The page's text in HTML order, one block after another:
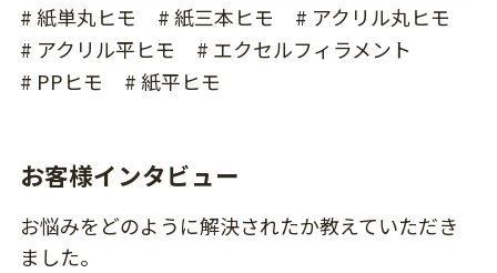
# 紙単丸ヒモ
# 紙三本ヒモ
# アクリル丸ヒモ
# アクリル平ヒモ
# エクセルフィラメント
# PPヒモ
# 紙平ヒモ
お客様インタビュー
お悩みをどのように解決されたか教えていただき
ました。